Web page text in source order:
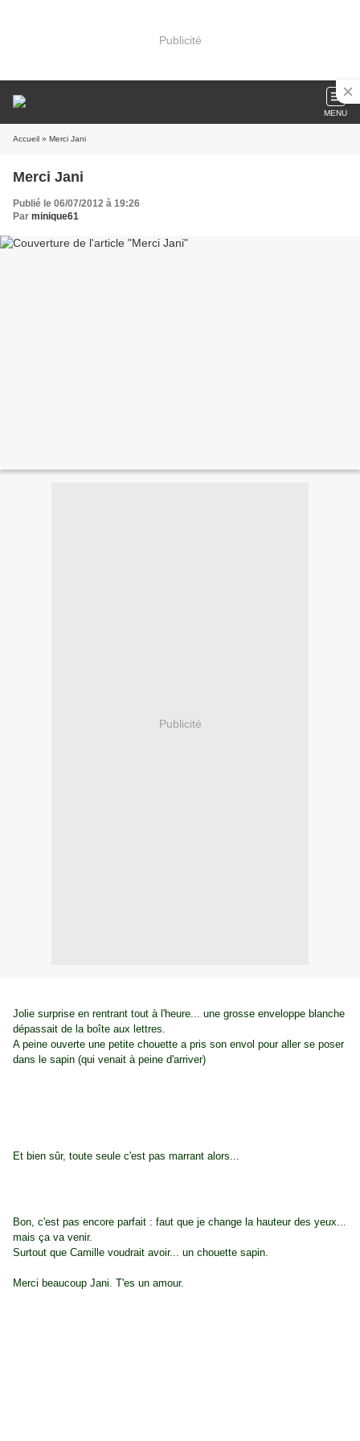
Publicité
MENU
Accueil » Merci Jani
Merci Jani
Publié le 06/07/2012 à 19:26
Par minique61
Publicité
Jolie surprise en rentrant tout à l'heure... une grosse enveloppe blanche
dépassait de la boîte aux lettres.
A peine ouverte une petite chouette a pris son envol pour aller se poser
dans le sapin (qui venait à peine d'arriver)
Et bien sûr, toute seule c'est pas marrant alors...
Bon, c'est pas encore parfait : faut que je change la hauteur des yeux...
mais ça va venir.
Surtout que Camille voudrait avoir... un chouette sapin.
Merci beaucoup Jani. T'es un amour.